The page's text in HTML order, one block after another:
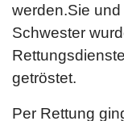
werden.Sie
Schwester
getröstet.
Per Rettung